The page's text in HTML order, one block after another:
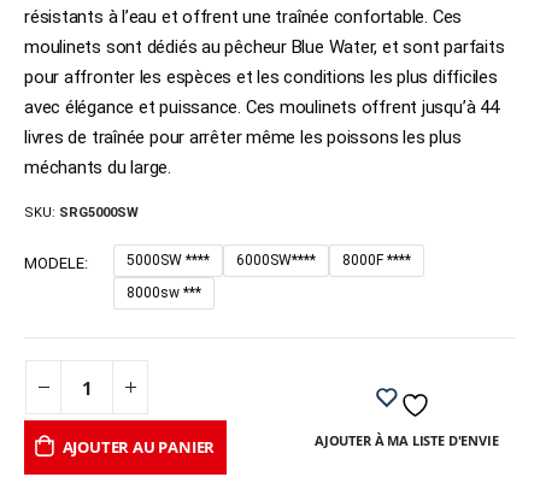
résistants à l’eau et offrent une traînée confortable. Ces
moulinets sont dédiés au pêcheur Blue Water, et sont parfaits
pour affronter les espèces et les conditions les plus difficiles
avec élégance et puissance. Ces moulinets offrent jusqu’à 44
livres de traînée pour arrêter même les poissons les plus
méchants du large.
SKU: SRG5000SW
MODELE 5000SW **** 6000SW****
8000F ****
8000sw ***
AJOUTER AU PANIER AJOUTER À MA LISTE D'ENVIE